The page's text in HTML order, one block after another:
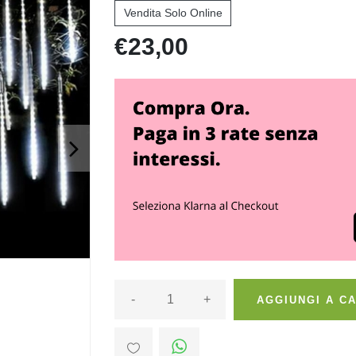
>
Vendita Solo Online
€23,00
- + AGGIUNGI A